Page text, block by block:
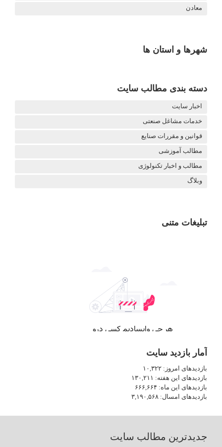
معادن
شهرها و استان ها
دسته بندی مطالب سایت
اخبار سایت
خدمات مشاغل صنعتی
قوانین و مقررات صنایع
مطالب آموزشی
مطالب و اخبار تکنولوژی
وبلاگ
تبلیغات متنی
آمار بازدید سایت
بازدیدهای امروز: ۱۰,۳۲۲
بازدیدهای این هفته: ۱۳۰,۲۱۱
بازدیدهای این ماه: ۶۶۶,۶۶۴
بازدیدهای امسال: ۳,۱۹۰,۵۶۸
جدیدترین مطالب سایت